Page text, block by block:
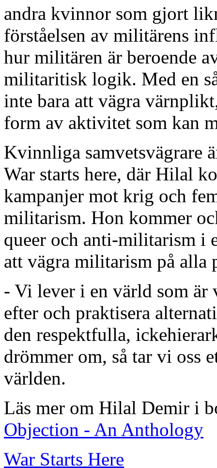
andra kvinnor som gjort
förståelsen av militärens
hur militären är beroende
militaritisk logik. Med en
inte bara att vägra
form av aktivitet som kan
Kvinnliga samvetsvägrare
War starts here, där Hilal
kampanjer mot krig och
militarism. Hon kommer
queer och anti-militarism i
att vägra militarism på alla
- Vi lever i en värld som är
efter och praktisera
den respektfulla,
drömmer om, så tar vi oss
världen.
Läs mer om Hilal Demir i
Objection - An Anthology
War Starts Here